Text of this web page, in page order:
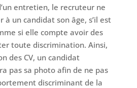
entretien, le recruteur ne
à un candidat son âge, s’il est
si elle compte avoir des
toute discrimination. Ainsi,
des CV, un candidat
pas sa photo afin de ne pas
discriminant de la